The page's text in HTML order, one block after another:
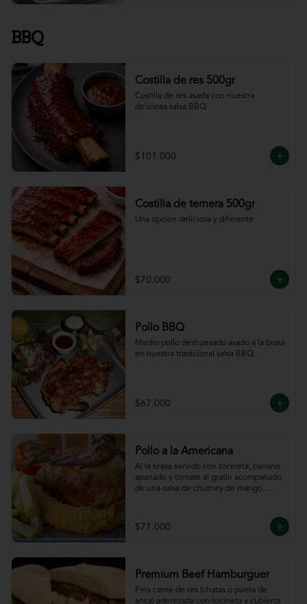
BBQ
Costilla de res 500gr
Costilla de res asada con nuestra
deliciosa salsa BBQ
$101.000
Costilla de ternera 500gr
Una opción deliciosa y diferente
$70.000
Pollo BBQ
Medio pollo deshuesado asado a la brasa
en nuestra tradicional salsa BBQ.
$67.000
Pollo a la Americana
Al la brasa servido con tocineta, banano
apanado y tomate al gratín acompañado
de una salsa de chutney de mango.
$71.000
Premium Beef Hamburguer
Fina carne de res (chatas o punta de
anca) aderezada con tocineta y cubierta